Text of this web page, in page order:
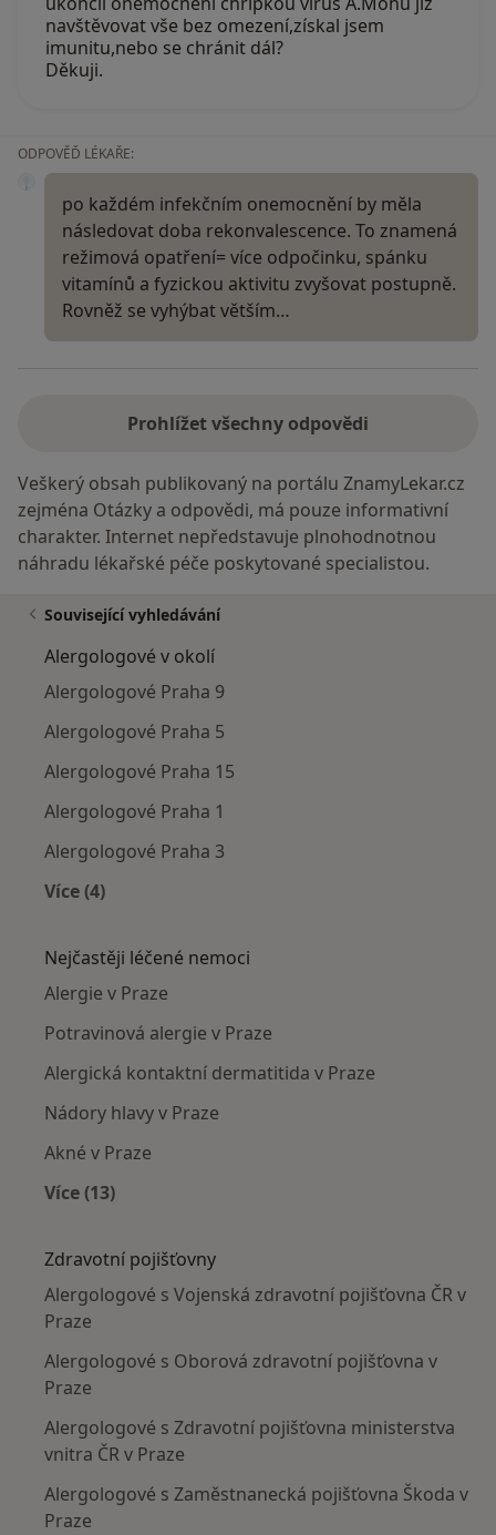
navštěvovat vše bez omezení,získal jsem
imunitu,nebo se chránit dál?
Děkuji.
ODPOVĚĎ LÉKAŘE:
po každém infekčním onemocnění by měla
následovat doba rekonvalescence. To znamená
režimová opatření= více odpočinku, spánku
vitamínů a fyzickou aktivitu zvyšovat postupně.
Rovněž se vyhýbat větším…
Prohlížet všechny odpovědi
Veškerý obsah publikovaný na portálu ZnamyLekar.cz
zejména Otázky a odpovědi, má pouze informativní
charakter. Internet nepředstavuje plnohodnotnou
náhradu lékařské péče poskytované specialistou.
Související vyhledávání
Alergologové v okolí
Alergologové Praha 9
Alergologové Praha 5
Alergologové Praha 15
Alergologové Praha 1
Alergologové Praha 3
Více (4)
Nejčastěji léčené nemoci
Alergie v Praze
Potravinová alergie v Praze
Alergická kontaktní dermatitida v Praze
Nádory hlavy v Praze
Akné v Praze
Více (13)
Zdravotní pojišťovny
Alergologové s Vojenská zdravotní pojišťovna ČR v
Praze
Alergologové s Oborová zdravotní pojišťovna v
Praze
Alergologové s Zdravotní pojišťovna ministerstva
vnitra ČR v Praze
Alergologové s Zaměstnanecká pojišťovna Škoda v
Praze